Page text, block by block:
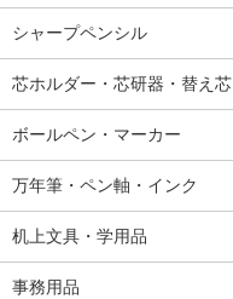
シャープペンシル
芯ホルダー・芯研器・替え芯
ボールペン・マーカー
万年筆・ペン軸・インク
机上文具・学用品
事務用品